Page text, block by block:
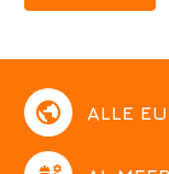
public ALLE